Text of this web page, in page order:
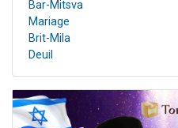
Bar-Mitsva
Mariage
Brit-Mila
Deuil